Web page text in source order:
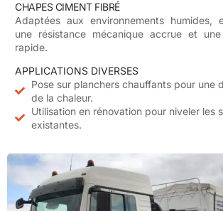
CHAPES CIMENT FIBRÉ
Adaptées aux environnements humides,
une résistance mécanique accrue et
rapide.
APPLICATIONS DIVERSES
Pose sur planchers chauffants pour une
de la chaleur.
Utilisation en rénovation pour niveler les
existantes.